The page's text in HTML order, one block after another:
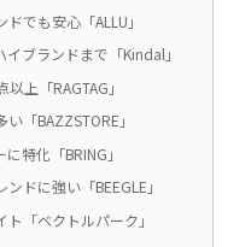
でも安心「ALLU」
ブランドまで「Kindal」
上「RAGTAG」
「BAZZSTORE」
特化「BRING」
ドに強い「BEEGLE」
「ベクトルパーク」